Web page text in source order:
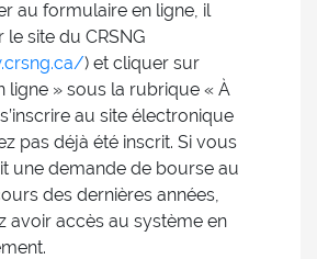
au formulaire en ligne, il
site du CRSNG
) et cliquer sur
ligne » sous la rubrique « À
au site électronique
pas déjà été inscrit. Si vous
une demande de bourse au
des dernières années,
avoir accès au système en